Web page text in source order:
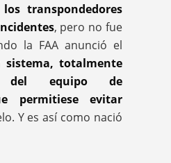
transpondedores
, pero no fue
la FAA anunció el
sistema, totalmente
del equipo de
permitiese evitar
Y es así como nació